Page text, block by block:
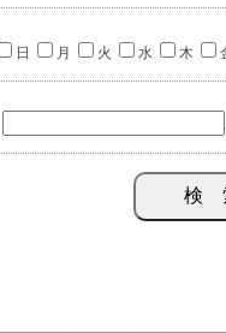
日 月 火 水 木